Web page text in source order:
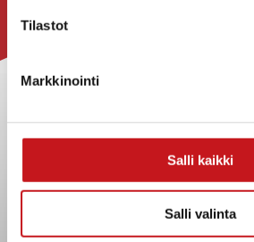
Tilastot
Markkinointi
Salli kaikki
Salli valinta
Yhteystiedot
Strategiat, ohjelmat, ohjeet,
sopimukset
Asiakirjajulkisuuskuvaus
Evästeet